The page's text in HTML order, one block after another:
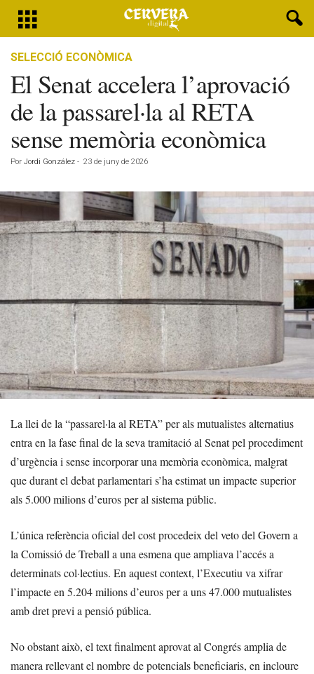
SELECCIÓ ECONÒMICA
El Senat accelera l’aprovació
de la passarel·la al RETA
sense memòria econòmica
Por Jordi González - 23 de juny de 2026
La llei de la “passarel·la al RETA” per als mutualistes alternatius
entra en la fase final de la seva tramitació al Senat pel procediment
d’urgència i sense incorporar una memòria econòmica, malgrat
que durant el debat parlamentari s’ha estimat un impacte superior
als 5.000 milions d’euros per al sistema públic.
L’única referència oficial del cost procedeix del veto del Govern a
la Comissió de Treball a una esmena que ampliava l’accés a
determinats col·lectius. En aquest context, l’Executiu va xifrar
l’impacte en 5.204 milions d’euros per a uns 47.000 mutualistes
amb dret previ a pensió pública.
No obstant això, el text finalment aprovat al Congrés amplia de
manera rellevant el nombre de potencials beneficiaris, en incloure